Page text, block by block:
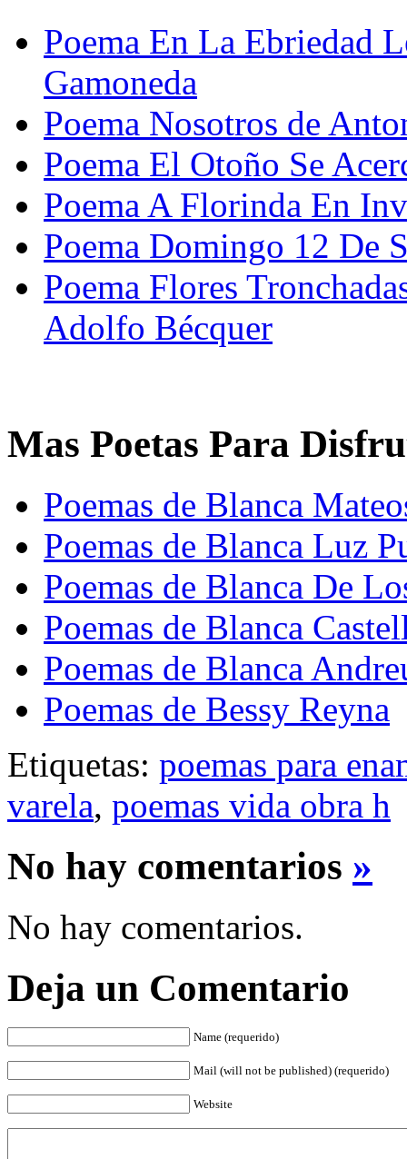
Poema En La Ebriedad
Gamoneda
Poema Nosotros de
Poema El Otoño Se
Poema A Florinda En
Poema Domingo 12 De
Poema Flores
Adolfo Bécquer
Mas Poetas Para
Poemas de Blanca
Poemas de Blanca Luz
Poemas de Blanca De
Poemas de Blanca
Poemas de Blanca
Poemas de Bessy Reyna
Etiquetas: poemas para
varela, poemas vida obra h
No hay comentarios »
No hay comentarios.
Deja un Comentario
Name (requerido)
Mail (will not be published) (requerido)
Website